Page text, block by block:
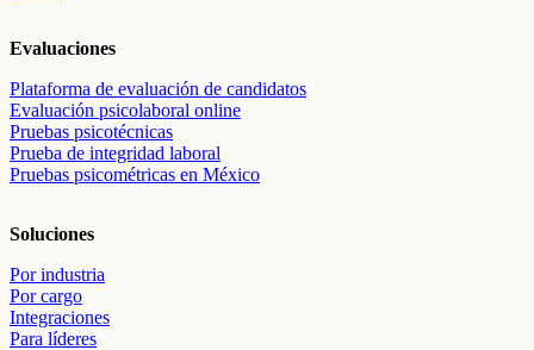
Evaluaciones
Plataforma de evaluación de candidatos
Evaluación psicolaboral online
Pruebas psicotécnicas
Prueba de integridad laboral
Pruebas psicométricas en México
Soluciones
Por industria
Por cargo
Integraciones
Para líderes